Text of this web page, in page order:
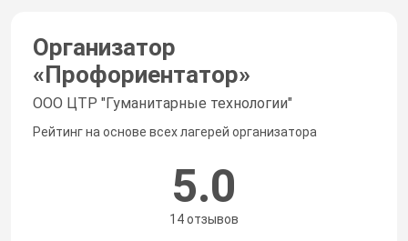
Организатор
«Профориентатор»
ООО ЦТР "Гуманитарные технологии"
Рейтинг на основе всех лагерей организатора
5.0
14 отзывов